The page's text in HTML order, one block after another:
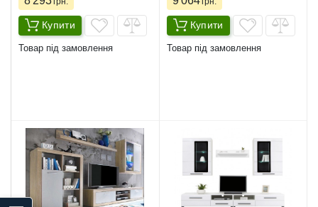
Купити
Товар під замовлення
Купити
Товар під замовлення